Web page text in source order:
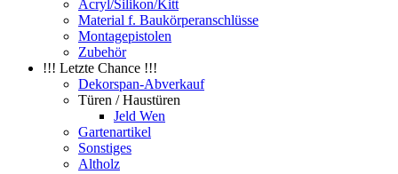
Acryl/Silikon/Kitt
Material f. Baukörperanschlüsse
Montagepistolen
Zubehör
!!! Letzte Chance !!!
Dekorspan-Abverkauf
Türen / Haustüren
Jeld Wen
Gartenartikel
Sonstiges
Altholz